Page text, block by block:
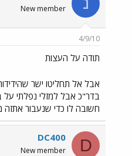
New member
4/9/10
תודה על העצות
אבל אל תחליטו ישר
בדר"כ אבל למזלי נפלתי על
חשובה לו כדי שנעבור אתזה
D
DC400
New member